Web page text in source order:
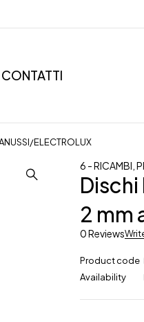
CONTATTI
ELECTROLUX
6 - RICAMBI ,
Dischi
2 mm
0 Reviews
Product code
Availability